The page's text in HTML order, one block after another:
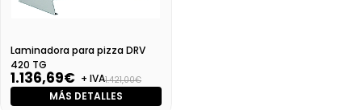
Laminadora para pizza DRV
420 TG
1.136,69€ + IVA1.421,00€
MÁS DETALLES